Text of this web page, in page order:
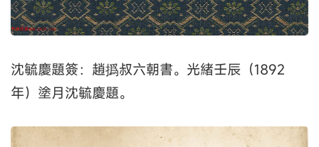
沈毓慶題簽：趙撝叔六朝書。光緒壬辰（1892
年）塗月沈毓慶題。